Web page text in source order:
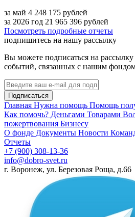
за май 4 248 175 рублей
за 2026 год 21 965 396 рублей
Посмотреть подробные отчеты
подпишитесь на нашу рассылку
Вы можете подписаться на рассылку
событий, связанных с нашим
Подписаться
Главная Нужна помощь Помощь
Как помочь? Деньгами Товарами
пожертвования Бизнесу
О фонде Документы Новости
Отчеты
+7 (900) 308-13-36
info@dobro-svet.ru
г. Воронеж, ул. Березовая Роща, д.66